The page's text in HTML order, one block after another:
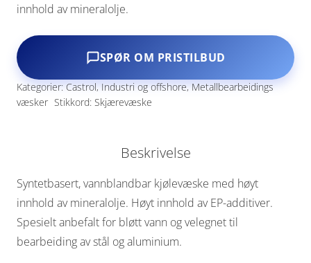
innhold av mineralolje.
SPØR OM PRISTILBUD
Kategorier:Castrol,Industri og offshore,Metallbearbeidings
væsker Stikkord: Skjærevæske
Beskrivelse
Syntetbasert, vannblandbar kjølevæske med høyt
innhold av mineralolje. Høyt innhold av EP-additiver.
Spesielt anbefalt for bløtt vann og velegnet til
bearbeiding av stål og aluminium.